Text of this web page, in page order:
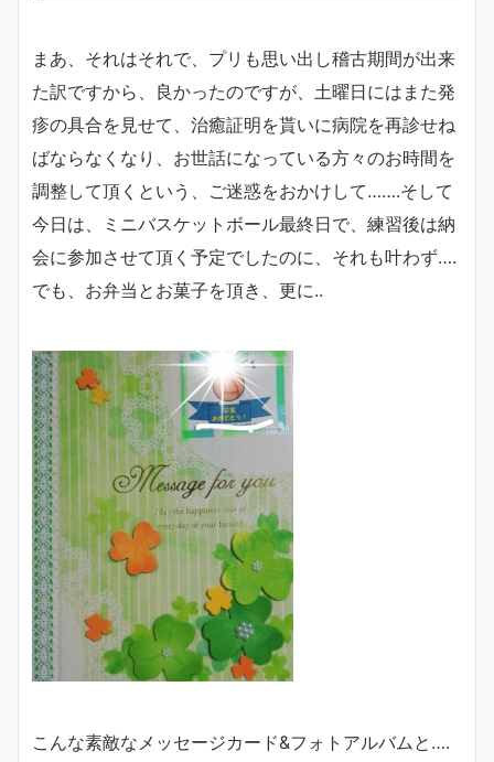
まあ、それはそれで、プリも思い出し稽古期間が出来
た訳ですから、良かったのですが、土曜日にはまた発
疹の具合を見せて、治癒証明を貰いに病院を再診せね
ばならなくなり、お世話になっている方々のお時間を
調整して頂くという、ご迷惑をおかけして…….そして
今日は、ミニバスケットボール最終日で、練習後は納
会に参加させて頂く予定でしたのに、それも叶わず….
でも、お弁当とお菓子を頂き、更に..
こんな素敵なメッセージカード&フォトアルバムと….